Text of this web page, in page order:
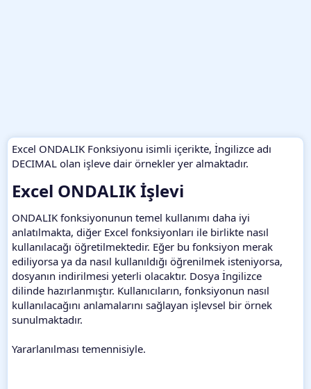
Excel ONDALIK Fonksiyonu isimli içerikte, İngilizce adı
DECIMAL olan işleve dair örnekler yer almaktadır.
Excel ONDALIK İşlevi​
ONDALIK fonksiyonunun temel kullanımı daha iyi
anlatılmakta, diğer Excel fonksiyonları ile birlikte nasıl
kullanılacağı öğretilmektedir. Eğer bu fonksiyon merak
ediliyorsa ya da nasıl kullanıldığı öğrenilmek isteniyorsa,
dosyanın indirilmesi yeterli olacaktır. Dosya İngilizce
dilinde hazırlanmıştır. Kullanıcıların, fonksiyonun nasıl
kullanılacağını anlamalarını sağlayan işlevsel bir örnek
sunulmaktadır.
Yararlanılması temennisiyle.